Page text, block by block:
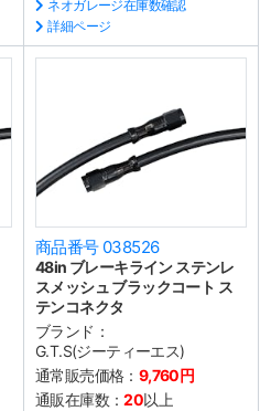
ネオガレージ在庫数確認
詳細ページ
商品番号 038526
48in ブレーキライン ステンレ
スメッシュ ブラックコート ス
テンコネクタ
ブランド：
G.T.S(ジーティーエス)
通常販売価格： 9,760円
通販在庫数：20以上